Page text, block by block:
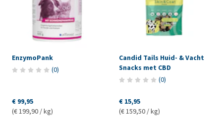
EnzymoPank
(0)
€ 99,95
(€ 199,90 / kg)
Candid Tails Huid- & Vacht
Snacks met CBD
(0)
€ 15,95
(€ 159,50 / kg)